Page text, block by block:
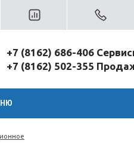
+7 (8162) 686-406
+7 (8162) 502-355